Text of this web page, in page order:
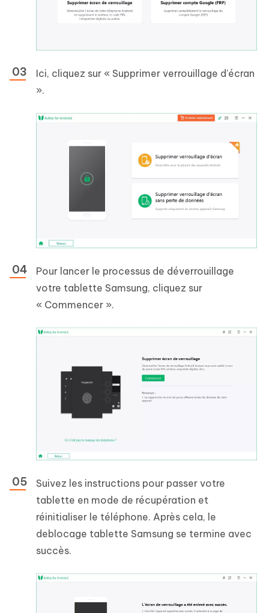
Ici, cliquez sur « Supprimer verrouillage d'écran
».
Pour lancer le processus de déverrouillage
votre tablette Samsung, cliquez sur
« Commencer ».
Suivez les instructions pour passer votre
tablette en mode de récupération et
réinitialiser le téléphone. Après cela, le
deblocage tablette Samsung se termine avec
succès.